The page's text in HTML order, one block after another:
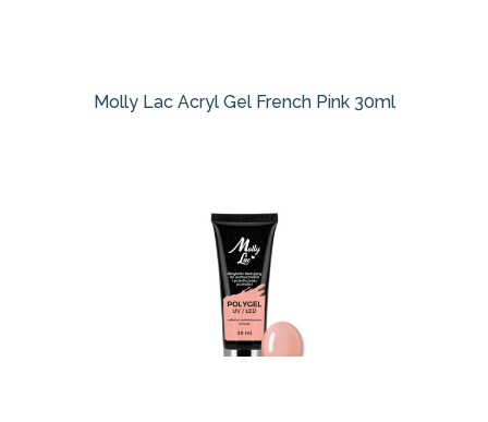
Molly Lac Acryl Gel French Pink 30ml